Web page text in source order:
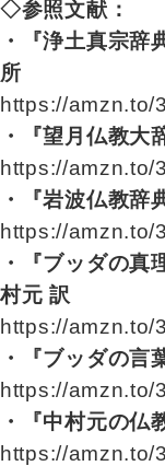
◇参照文献：
・『浄土真宗辞
所
https://amzn.to/
・『望月仏教大
https://amzn.to/
・『岩波仏教辞
https://amzn.to/
・『ブッダの
村元 訳
https://amzn.to/
・『ブッダの言
https://amzn.to/
・『中村元の仏
https://amzn.to/